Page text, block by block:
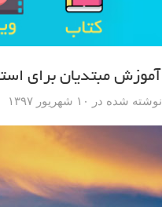
آموزش مبتدیان برای
نوشته شده در ۱۰ شهریور ۱۳۹۷